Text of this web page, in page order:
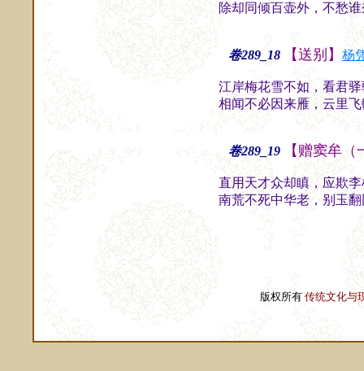
除却同倾百壶外，不愁
卷289_18 【送别】 杨
江岸梅花雪不如，看君
相闻不必因来雁，云里
卷289_19 【赠窦牟
直用天才众却瞋，应欺
南荒不死中华老，别玉
版权所有传统文化与